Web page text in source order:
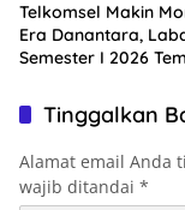
Telkomsel Makin
Era Danantara,
Semester I 2026
Tinggalkan
Alamat email Anda
wajib ditandai *